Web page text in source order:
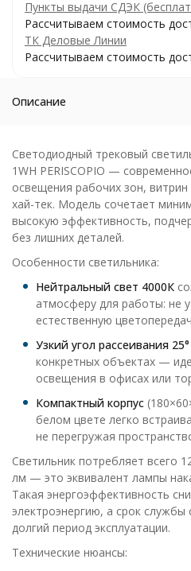
Пункты выдачи СДЭК
Рассчитываем стоимость
ТК Деловые Линии
Рассчитываем стоимость
Описание
Светодиодный трековый
1WH PERISCOPIO —
освещения рабочих зон,
хай-тек. Модель сочетает
высокую эффективность,
без лишних деталей.
Особенности светильника:
Нейтральный свет 4000К
атмосферу для работы: не
естественную
Узкий угол рассеивания 25°
конкретных объектах —
освещения в офисах или
Компактный корпус
белом цвете легко
не перегружая
Светильник потребляет всего
лм — это эквивалент лампы
Такая энергоэффективность
электроэнергию, а срок
долгий период эксплуатации.
Технические нюансы: